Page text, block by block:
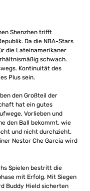
Shenzhen trifft
Da die NBA-Stars
die Lateinamerikaner
schwach.
Kontinuität des
Plus sein.
den Großteil der
hat ein gutes
Vorlieben und
den Ball bekommt, wie
und nicht durchzieht.
Nestor Che Garcia wird
Spielen bestritt die
mit Erfolg. Mit Siegen
Buddy Hield sicherten